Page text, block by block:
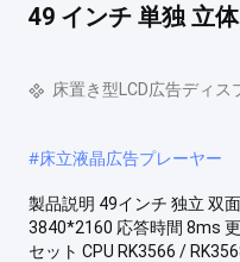
49 インチ 単独 立
床置き型LCD広告ディス
#床立液晶広告プレーヤー
製品説明 49インチ 独立 双
3840*2160 応答時間 8ms
セット CPU RK3566 /